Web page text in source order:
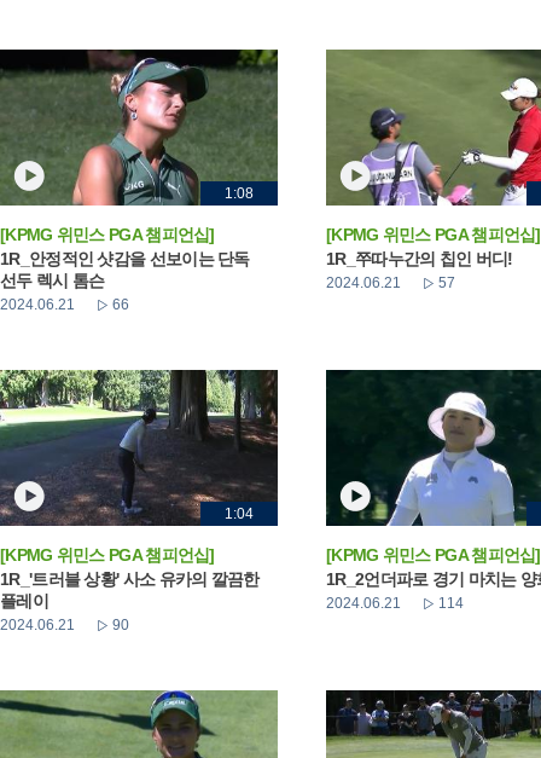
1:08
[KPMG 위민스 PGA 챔피언십]
1R_안정적인 샷감을 선보이는 단독
선두 렉시 톰슨
2024.06.21 66
[KPMG 위민스 PGA 챔피언십]
1R_쭈따누간의 칩인 버디!
2024.06.21 57
1:04
[KPMG 위민스 PGA 챔피언십]
1R_'트러블 상황' 사소 유카의 깔끔한
플레이
2024.06.21 90
[KPMG 위민스 PGA 챔피언십]
1R_2언더파로 경기 마치는 양
2024.06.21 114